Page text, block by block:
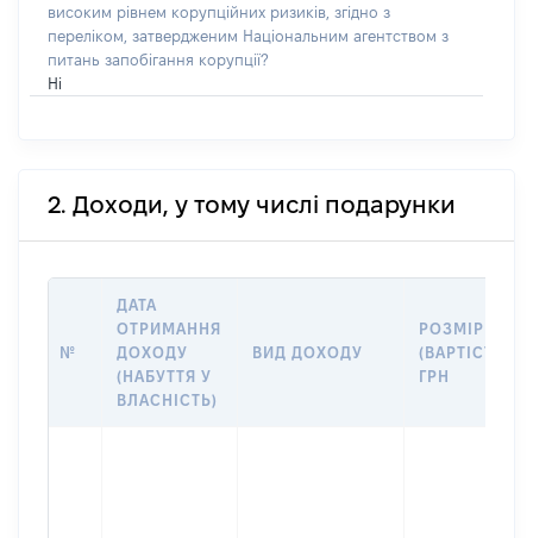
високим рівнем корупційних ризиків, згідно з
переліком, затвердженим Національним агентством з
питань запобігання корупції?
Ні
2. Доходи, у тому числі подарунки
№
ДАТА
ОТРИМАННЯ
ДОХОДУ
(НАБУТТЯ У
ВЛАСНІСТЬ)
ВИД ДОХОДУ
РОЗМІР
(ВАРТІСТЬ),
ГРН